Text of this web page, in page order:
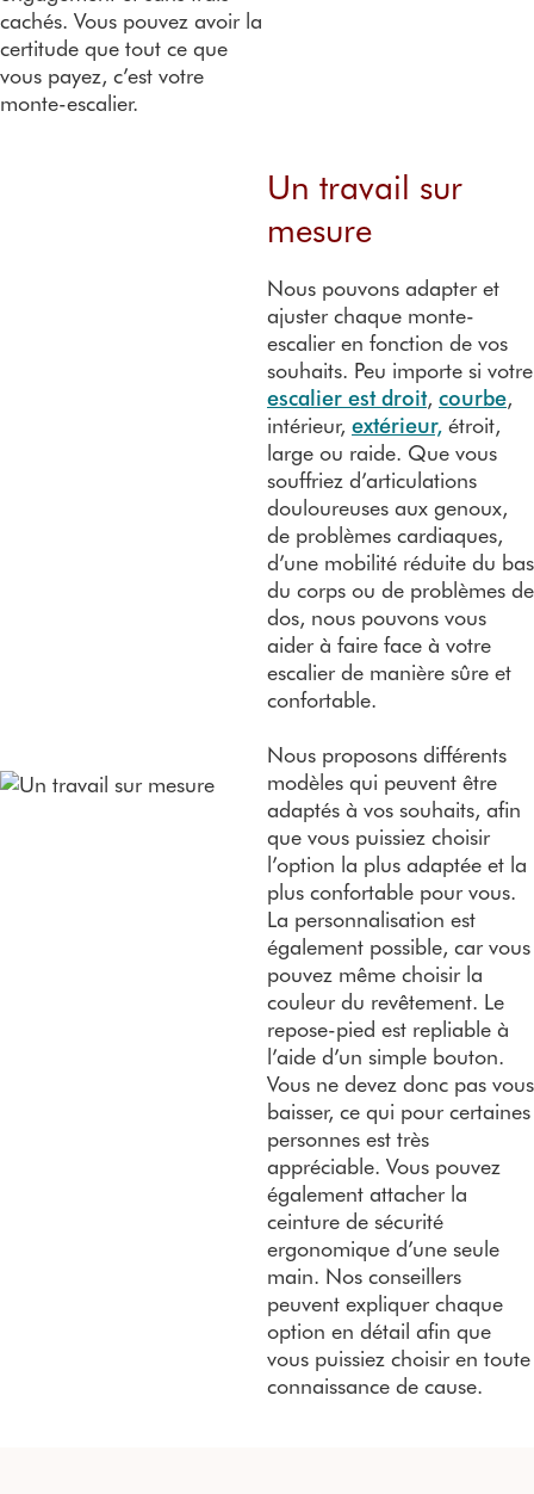
cachés. Vous pouvez avoir la
certitude que tout ce que
vous payez, c’est votre
monte-escalier.
Un travail sur
mesure
Nous pouvons adapter et
ajuster chaque monte-
escalier en fonction de vos
souhaits. Peu importe si votre
escalier est droit, courbe,
intérieur, extérieur, étroit,
large ou raide. Que vous
souffriez d’articulations
douloureuses aux genoux,
de problèmes cardiaques,
d’une mobilité réduite du bas
du corps ou de problèmes de
dos, nous pouvons vous
aider à faire face à votre
escalier de manière sûre et
confortable.
Nous proposons différents
modèles qui peuvent être
adaptés à vos souhaits, afin
que vous puissiez choisir
l’option la plus adaptée et la
plus confortable pour vous.
La personnalisation est
également possible, car vous
pouvez même choisir la
couleur du revêtement. Le
repose-pied est repliable à
l’aide d’un simple bouton.
Vous ne devez donc pas vous
baisser, ce qui pour certaines
personnes est très
appréciable. Vous pouvez
également attacher la
ceinture de sécurité
ergonomique d’une seule
main. Nos conseillers
peuvent expliquer chaque
option en détail afin que
vous puissiez choisir en toute
connaissance de cause.